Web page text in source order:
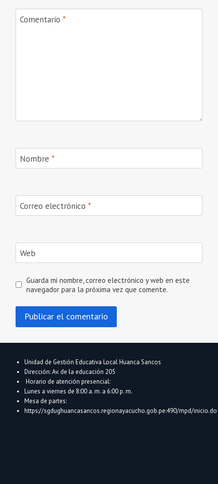
Comentario *
Nombre *
Correo electrónico *
Web
Guarda mi nombre, correo electrónico y web en este
navegador para la próxima vez que comente.
Unidad de Gestión Educativa Local Huanca Sancos
Dirección: Av. de la educación 205
Horario de atención presencial:
Lunes a viernes de 8:00 a. m. a 6:00 p. m.
Mesa de partes:
https://sgdughuancasancos.regionayacucho.gob.pe:490/mpd/inicio.do